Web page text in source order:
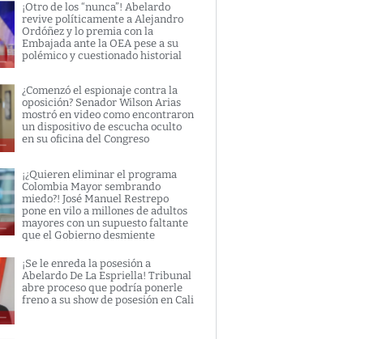
¡Otro de los “nunca”! Abelardo
revive políticamente a Alejandro
Ordóñez y lo premia con la
Embajada ante la OEA pese a su
polémico y cuestionado historial
¿Comenzó el espionaje contra la
oposición? Senador Wilson Arias
mostró en video como encontraron
un dispositivo de escucha oculto
en su oficina del Congreso
¡¿Quieren eliminar el programa
Colombia Mayor sembrando
miedo?! José Manuel Restrepo
pone en vilo a millones de adultos
mayores con un supuesto faltante
que el Gobierno desmiente
¡Se le enreda la posesión a
Abelardo De La Espriella! Tribunal
abre proceso que podría ponerle
freno a su show de posesión en Cali